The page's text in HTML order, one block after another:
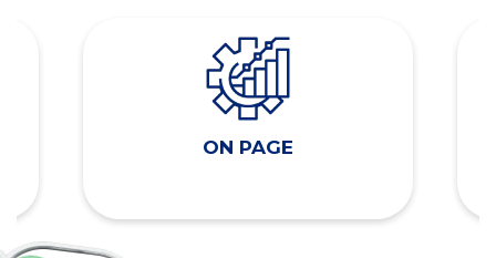
ON PAGE